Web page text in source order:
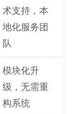
术支持，本
地化服务团
队
模块化升
级，无需重
构系统